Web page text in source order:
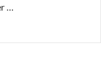
…
Latina – Invierno